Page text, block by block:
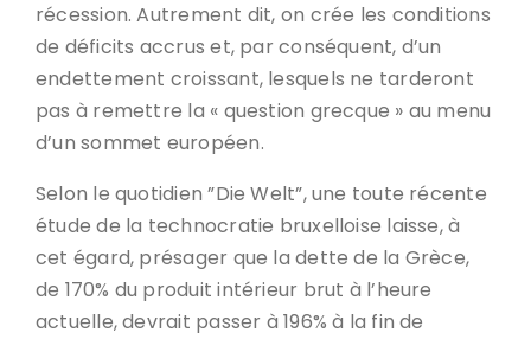
récession. Autrement dit, on crée les conditions
de déficits accrus et, par conséquent, d’un
endettement croissant, lesquels ne tarderont
pas à remettre la « question grecque » au menu
d’un sommet européen.
Selon le quotidien ”Die Welt”, une toute récente
étude de la technocratie bruxelloise laisse, à
cet égard, présager que la dette de la Grèce,
de 170% du produit intérieur brut à l’heure
actuelle, devrait passer à 196% à la fin de